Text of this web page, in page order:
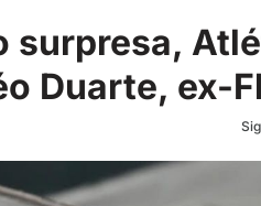
surpresa,
Duarte, ex-